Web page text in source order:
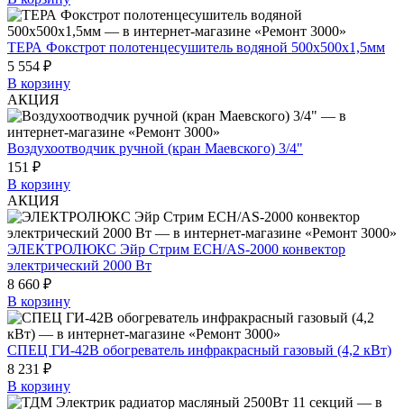
ТЕРА Фокстрот полотенцесушитель водяной 500х500х1,5мм
5 554 ₽
В корзину
АКЦИЯ
Воздухоотводчик ручной (кран Маевского) 3/4"
151 ₽
В корзину
АКЦИЯ
ЭЛЕКТРОЛЮКС Эйр Стрим ECH/AS-2000 конвектор
электрический 2000 Вт
8 660 ₽
В корзину
СПЕЦ ГИ-42В обогреватель инфракрасный газовый (4,2 кВт)
8 231 ₽
В корзину